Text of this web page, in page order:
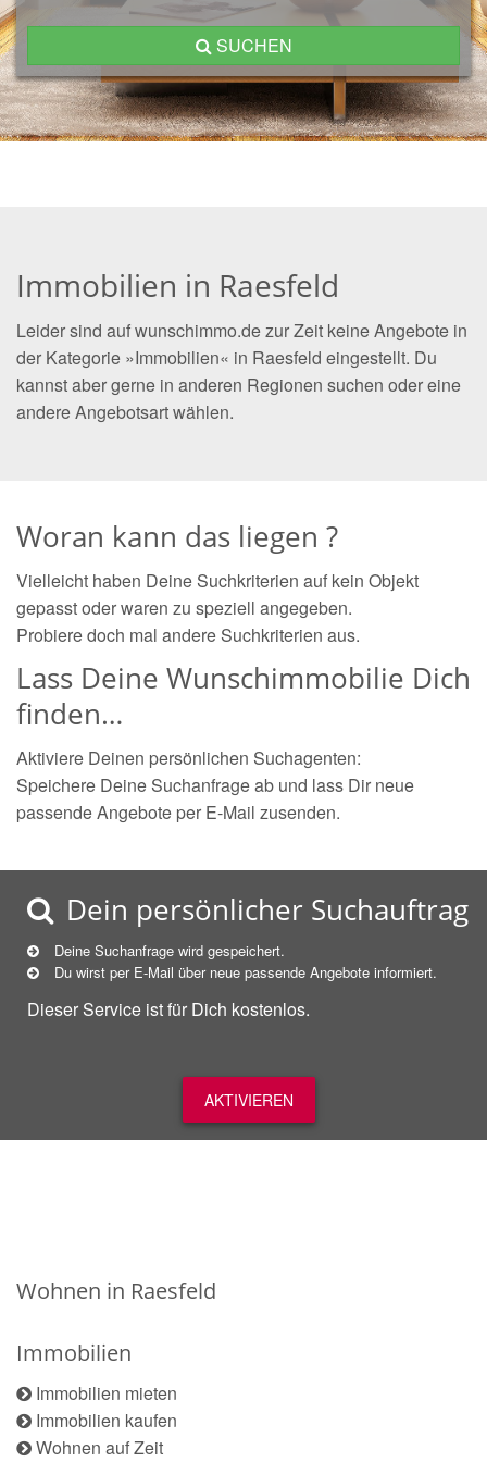
SUCHEN
Immobilien in Raesfeld
Leider sind auf wunschimmo.de zur Zeit keine Angebote in
der Kategorie »Immobilien« in Raesfeld eingestellt. Du
kannst aber gerne in anderen Regionen suchen oder eine
andere Angebotsart wählen.
Woran kann das liegen ?
Vielleicht haben Deine Suchkriterien auf kein Objekt
gepasst oder waren zu speziell angegeben.
Probiere doch mal andere Suchkriterien aus.
Lass Deine Wunschimmobilie Dich
finden…
Aktiviere Deinen persönlichen Suchagenten:
Speichere Deine Suchanfrage ab und lass Dir neue
passende Angebote per E-Mail zusenden.
Dein persönlicher Suchauftrag
Deine Suchanfrage wird gespeichert.
Du wirst per E-Mail über neue passende Angebote informiert.
Dieser Service ist für Dich kostenlos.
AKTIVIEREN
Wohnen in Raesfeld
Immobilien
Immobilien mieten
Immobilien kaufen
Wohnen auf Zeit